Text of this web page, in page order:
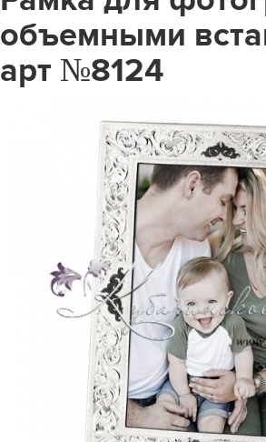
объемными
арт №8124